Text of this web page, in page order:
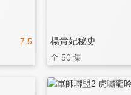
7.5 楊貴妃秘史
全 50 集